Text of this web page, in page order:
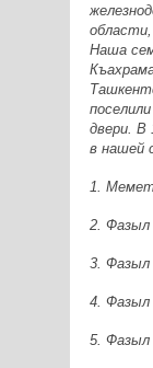
области,
Наша
двери. В
в нашей
1.
2. Фазыл
3. Фазыл
4. Фазыл
5. Фазыл